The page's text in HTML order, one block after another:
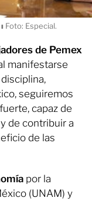
ı Foto: Especial.
de Pemex
manifestarse
seguiremos
capaz de
de contribuir a
de las
por la
(UNAM) y